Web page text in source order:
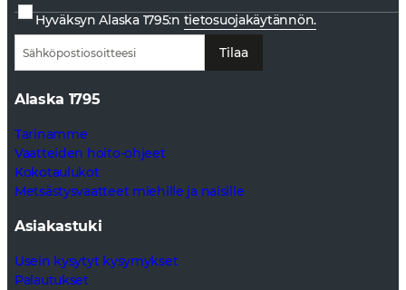
Hyväksyn Alaska 1795:n tietosuojakäytännön.
Tilaa
Alaska 1795
Tarinamme
Vaatteiden hoito-ohjeet
Kokotaulukot
Metsästysvaatteet miehille ja naisille
Asiakastuki
Usein kysytyt kysymykset
Palautukset